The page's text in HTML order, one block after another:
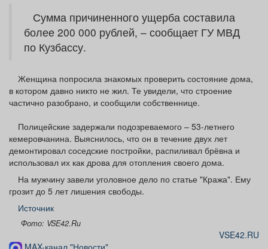
ТВ программа
Сумма причиненного ущерба составила
более 200 000 рублей, – сообщает ГУ МВД
по Кузбассу.
Женщина попросила знакомых проверить состояние дома,
в котором давно никто не жил. Те увидели, что строение
частично разобрано, и сообщили собственнице.
Полицейские задержали подозреваемого – 53-летнего
кемеровчанина. Выяснилось, что он в течение двух лет
демонтировал соседские постройки, распиливал брёвна и
использовал их как дрова для отопления своего дома.
На мужчину завели уголовное дело по статье "Кража". Ему
грозит до 5 лет лишения свободы.
Источник
Фото: VSE42.Ru
VSE42.RU